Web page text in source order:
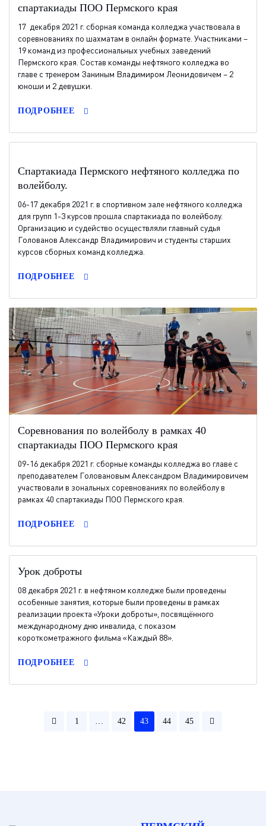
спартакиады ПОО Пермского края
17 декабря 2021 г. сборная команда колледжа участвовала в
соревнованиях по шахматам в онлайн формате. Участниками –
19 команд из профессиональных учебных заведений
Пермского края. Состав команды нефтяного колледжа во
главе с тренером Заниным Владимиром Леонидовичем – 2
юноши и 2 девушки.
ПОДРОБНЕЕ
Спартакиада Пермского нефтяного колледжа по
волейболу.
06-17 декабря 2021 г. в спортивном зале нефтяного колледжа
для групп 1-3 курсов прошла спартакиада по волейболу.
Организацию и судейство осуществляли главный судья
Голованов Александр Владимирович и студенты старших
курсов сборных команд колледжа.
ПОДРОБНЕЕ
Соревнования по волейболу в рамках 40
спартакиады ПОО Пермского края
09-16 декабря 2021 г. сборные команды колледжа во главе с
преподавателем Головановым Александром Владимировичем
участвовали в зональных соревнованиях по волейболу в
рамках 40 спартакиады ПОО Пермского края.
ПОДРОБНЕЕ
Урок доброты
08 декабря 2021 г. в нефтяном колледже были проведены
особенные занятия, которые были проведены в рамках
реализации проекта «Уроки доброты», посвящённого
международному дню инвалида, с показом
короткометражного фильма «Каждый 88».
ПОДРОБНЕЕ
1 … 42 43 44 45